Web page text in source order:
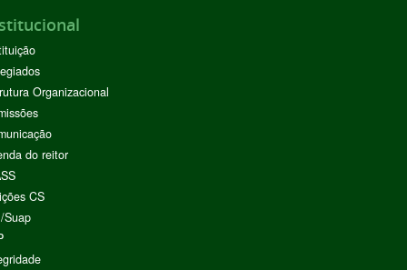
Organizacional
do reitor
CS
Suap